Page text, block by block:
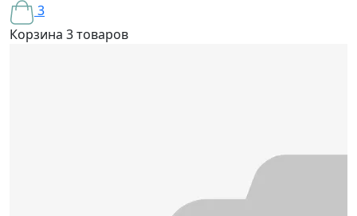
3
Корзина 3 товаров